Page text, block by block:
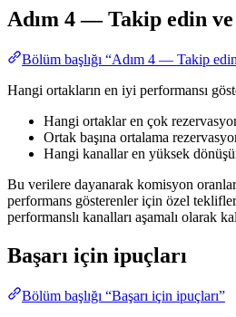
Adım 4 — Takip edin
Bölüm başlığı “Adım 4 — Takip
Hangi ortakların en iyi performansı
Hangi ortaklar en çok
Ortak başına ortalama
Hangi kanallar en yüksek
Bu verilere dayanarak komisyon
performans gösterenler için özel
performanslı kanalları aşamalı olarak
Başarı için ipuçları
Bölüm başlığı “Başarı için ipuçları”